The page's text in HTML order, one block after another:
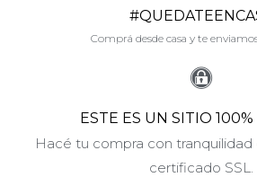
Comprá desde casa y te
ESTE ES UN SITIO
Hacé tu compra con tranquilidad
certificado SSL.